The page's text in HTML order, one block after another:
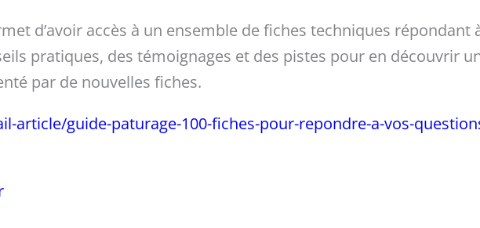
d’avoir accès à un ensemble de fiches techniques répondant
pratiques, des témoignages et des pistes pour en découvrir
par de nouvelles fiches.
article/guide-paturage-100-fiches-pour-repondre-a-vos-